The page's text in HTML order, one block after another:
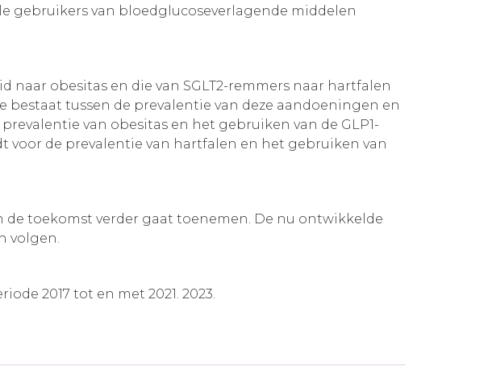
gebruikers van bloedglucoseverlagende middelen
obesitas en die van SGLT2-remmers naar hartfalen
bestaat tussen de prevalentie van deze aandoeningen en
van obesitas en het gebruiken van de GLP1-
voor de prevalentie van hartfalen en het gebruiken van
de toekomst verder gaat toenemen. De nu ontwikkelde
volgen.
2017 tot en met 2021. 2023.